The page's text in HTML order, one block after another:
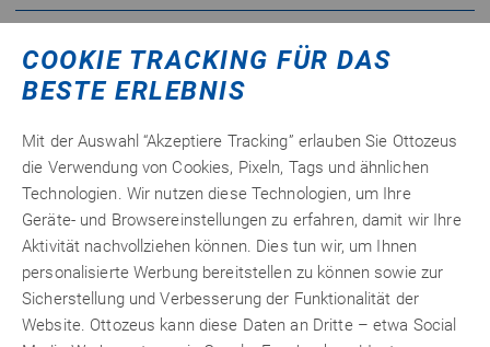
PRODUKTVARIANTEN ZUBEHÖR
COOKIE TRACKING FÜR DAS
BESTE ERLEBNIS
Mit der Auswahl “Akzeptiere Tracking” erlauben Sie Ottozeus
die Verwendung von Cookies, Pixeln, Tags und ähnlichen
Technologien. Wir nutzen diese Technologien, um Ihre
Geräte- und Browsereinstellungen zu erfahren, damit wir Ihre
Aktivität nachvollziehen können. Dies tun wir, um Ihnen
personalisierte Werbung bereitstellen zu können sowie zur
Sicherstellung und Verbesserung der Funktionalität der
Website. Ottozeus kann diese Daten an Dritte – etwa Social